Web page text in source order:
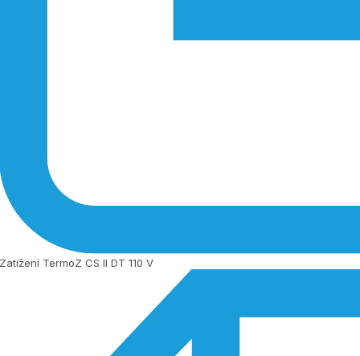
Zatížení TermoZ CS II DT 110 V